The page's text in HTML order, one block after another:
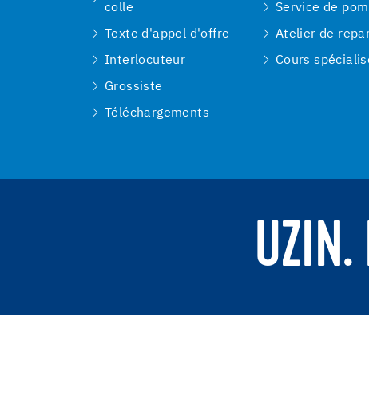
colle
Texte d'appel d'offre
Interlocuteur
Grossiste
Téléchargements
Service de
Atelier de
Cours
UZIN.